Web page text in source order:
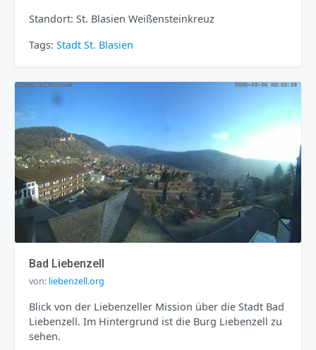
Standort: St. Blasien Weißensteinkreuz
Tags: Stadt St. Blasien
Bad Liebenzell
von: liebenzell.org
Blick von der Liebenzeller Mission über die Stadt Bad
Liebenzell. Im Hintergrund ist die Burg Liebenzell zu
sehen.